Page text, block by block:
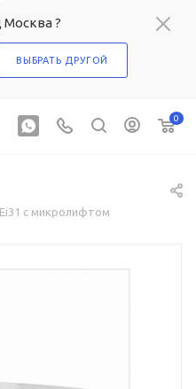
?
ВЫБРАТЬ ДРУГОЙ
0
с микролифтом